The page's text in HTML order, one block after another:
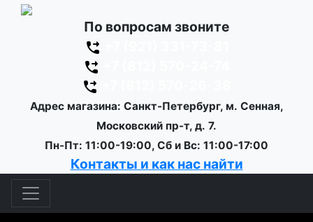
По вопросам звоните
Адрес магазина: Санкт-Петербург, м. Сенная,
Московский пр-т, д. 7.
Пн-Пт: 11:00-19:00, Сб и Вс: 11:00-17:00
Контакты и как нас найти